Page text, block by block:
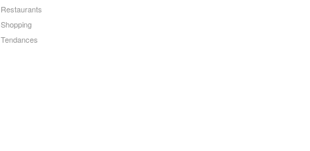
Restaurants
Shopping
Tendances